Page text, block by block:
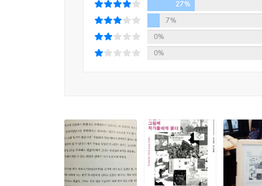
몽상은 창조적인 사고를 키워내는 둥지입니다.
정신 상태로 이동하는 건 쉬운 일이 아니랍니다.
이 어디에서 오느냐는 질문을 자주 받는데, 저는
예를 들어 손을 놀려서 그림을 그리면 아무것도
고 탐험할 시간이 절대적으로 필요한 이유죠. 때때
라 저에게 탐험할 시간을 주려고 온 것이에요. 일
겠는데’라는 답이 돌아왔죠. 그땐 제가 그림을
간을 쓰기로 결정한 거예요. 성숙해지려면 시간을
어머니에게 정서적으로 학대당한 클로드 퐁티나
못하더라도 풍부한 감수성과 뛰어난 창조성
불안해하는 우리에게 스스로 주인이 되어 시간을
뒤 제자리로 돌아오는 클로드 퐁티 스타일, 없어
뭔가 남들과 다르거나 부족해 소외감을 느끼던
가치관이 일관된 서사 구조에 오롯이 배어나는 것
작가들의 대표작을 따로 꾸려 소개한다.
27%
7%
0%
0%